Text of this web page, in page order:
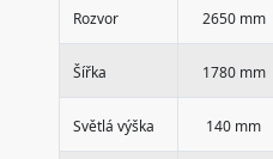
Rozvor 2650 mm
Šířka 1780 mm
Světlá výška 140 mm